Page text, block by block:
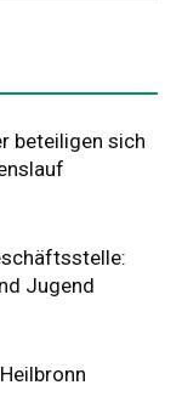
beteiligen sich
Jugend